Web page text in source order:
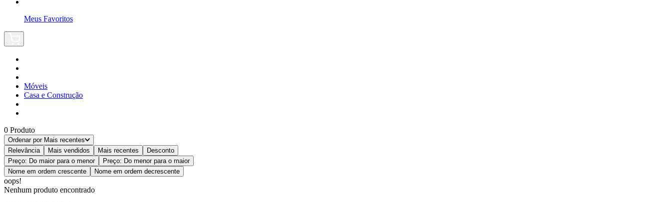
Meus Favoritos
Móveis
Casa e Construção
0 Produto
Ordenar por Mais recentes
Relevância
Mais vendidos Mais recentes
Desconto
Preço: Do maior para o menor
Preço: Do menor para o maior
Nome em ordem crescente
Nome em ordem decrescente
oops!
Nenhum produto encontrado